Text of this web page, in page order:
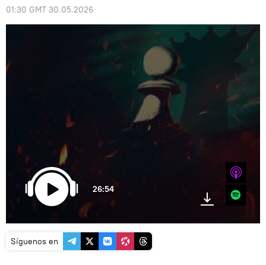
01:30 GMT 30.05.2026
26:54 Spotify
Síguenos en